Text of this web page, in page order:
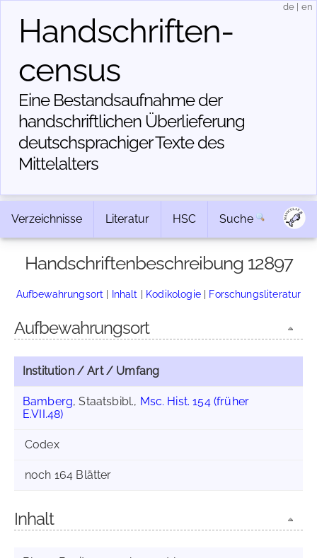
Handschriften­
census
Eine Bestandsaufnahme der
handschriftlichen Über­lieferung
deutschsprachiger Texte des
Mittelalters
de en
Verzeichnisse Literatur HSC Suche
Handschriftenbeschreibung 12897
Aufbewahrungsort | Inhalt | Kodikologie| Forschungsliteratur
Aufbewahrungsort
Institution / Art / Umfang
Bamberg, Staatsbibl., Msc. Hist. 154 (früher
E.VII.48)
Codex
noch 164 Blätter
Inhalt